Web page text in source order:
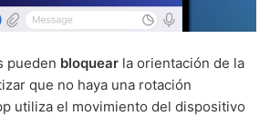
pueden bloquear la orientación de la
que no haya una rotación
utiliza el movimiento del dispositivo